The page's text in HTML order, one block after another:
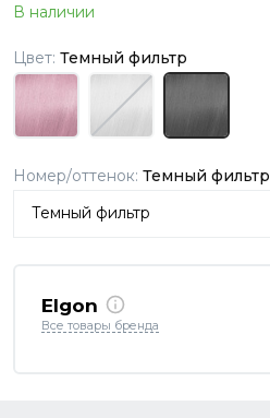
В наличии
Цвет: Темный фильтр
Номер/оттенок: Темный фильтр
Elgon
Все товары бренда